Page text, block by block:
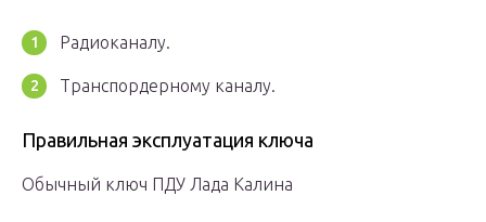
Радиоканалу.
Транспордерному каналу.
Правильная эксплуатация ключа
Обычный ключ ПДУ Лада Калина